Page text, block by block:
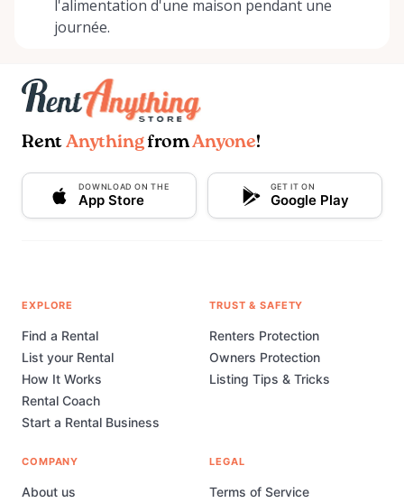
l'alimentation d'une maison pendant une
journée.
Rent AnythingfromAnyone!
DOWNLOAD ON THE
App Store
GET IT ON
Google Play
EXPLORE
Find a Rental
List your Rental
How It Works
Rental Coach
Start a Rental Business
TRUST & SAFETY
Renters Protection
Owners Protection
Listing Tips & Tricks
COMPANY
About us
LEGAL
Terms of Service